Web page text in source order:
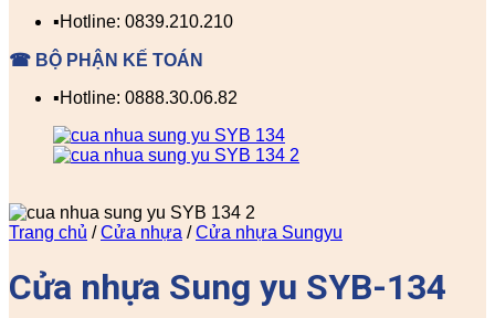
▪️Hotline: 0839.210.210
☎ BỘ PHẬN KẾ TOÁN
▪️Hotline: 0888.30.06.82
Trang chủ / Cửa nhựa / Cửa nhựa Sungyu
Cửa nhựa Sung yu SYB-134